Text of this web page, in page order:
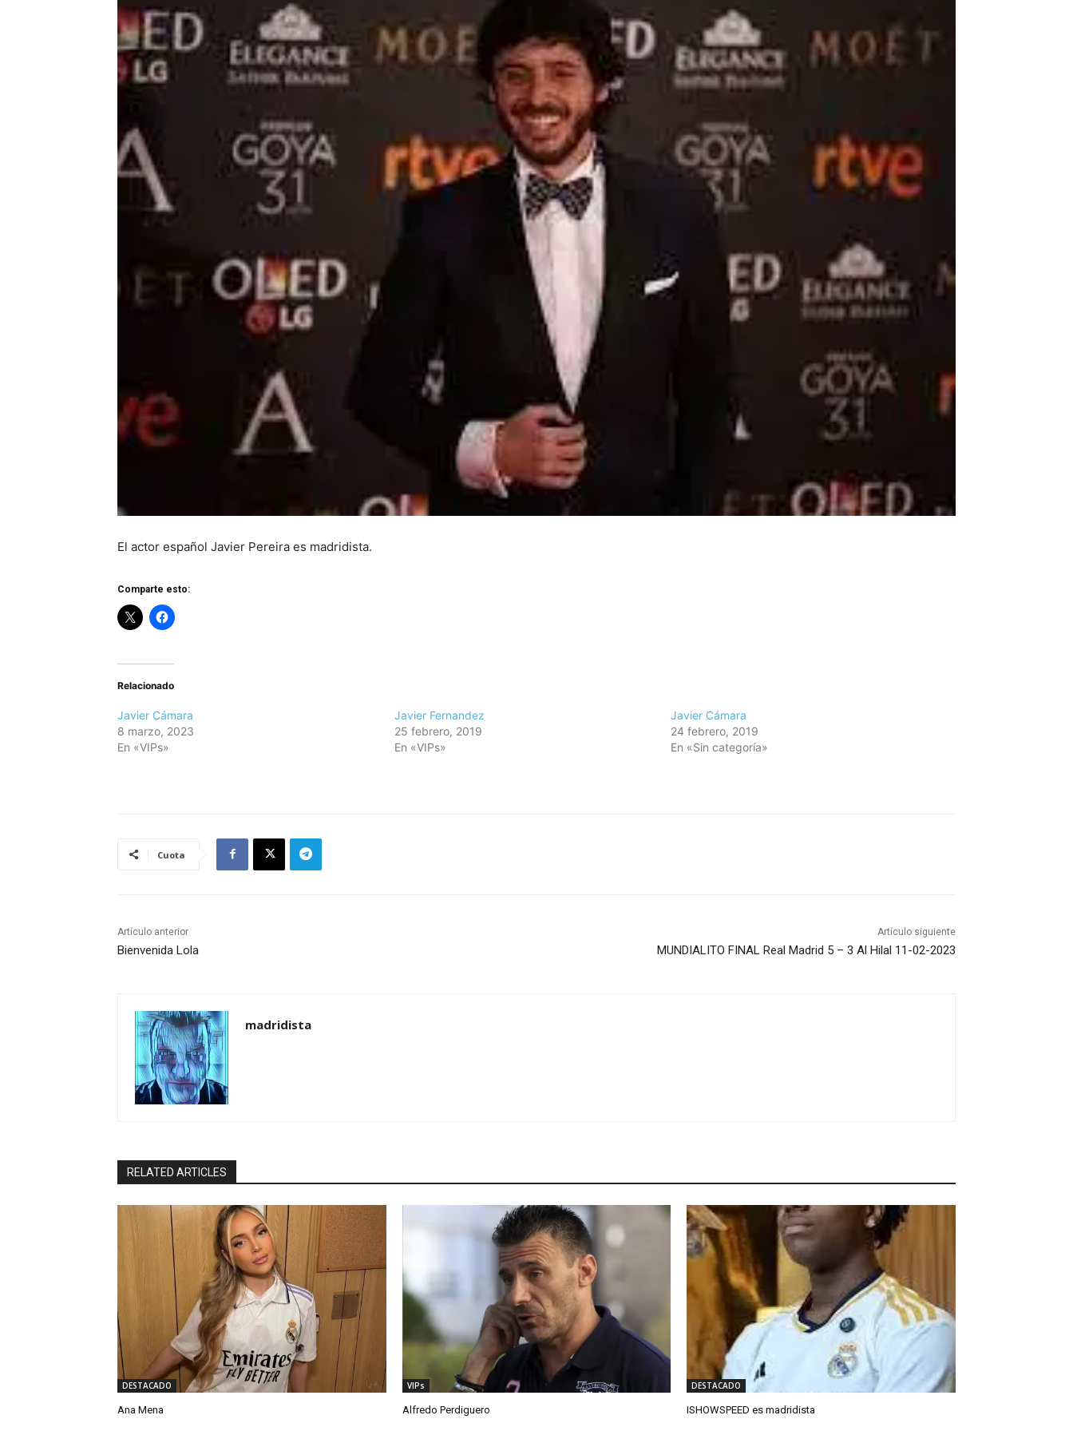
El actor español Javier Pereira es madridista.
Comparte esto:
Relacionado
Javier Cámara
8 marzo, 2023
En «VIPs»
Javier Fernandez
25 febrero, 2019
En «VIPs»
Javier Cámara
24 febrero, 2019
En «Sin categoría»
Cuota
Artículo anterior
Bienvenida Lola
Artículo siguiente
MUNDIALITO FINAL Real Madrid 5 – 3 Al Hilal 11-02-2023
madridista
RELATED ARTICLES
DESTACADO
Ana Mena
VIPs
Alfredo Perdiguero
DESTACADO
ISHOWSPEED es madridista